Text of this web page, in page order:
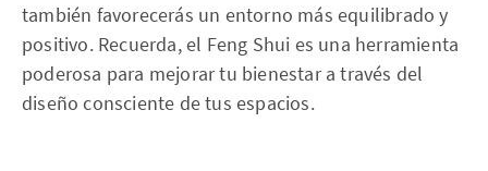
también favorecerás un entorno más equilibrado y
positivo. Recuerda, el Feng Shui es una herramienta
poderosa para mejorar tu bienestar a través del
diseño consciente de tus espacios.